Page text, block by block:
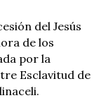
del Jesús
de los
por la
Esclavitud de